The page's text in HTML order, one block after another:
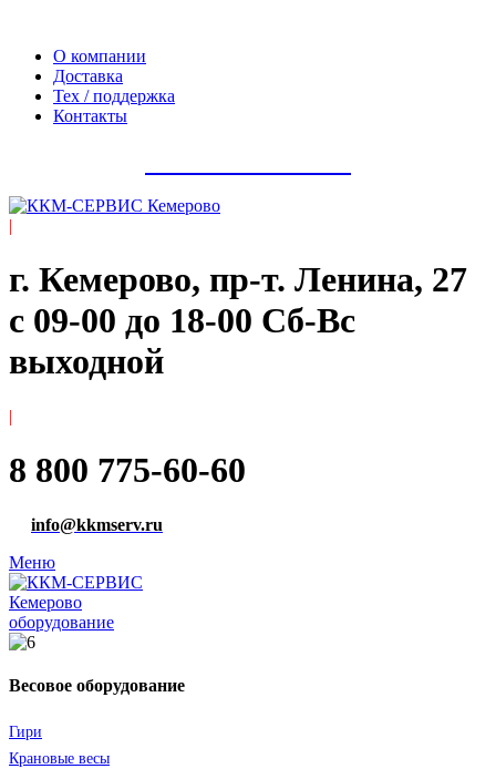
О компании
Доставка
Тех / поддержка
Контакты
|
г. Кемерово, пр-т. ​Ленина, 27
с 09-00 до 18-00 Сб-Вс
выходной
|
8 800 775-60-60
info@kkmserv.ru
Меню
оборудование
Весовое оборудование
Гири
Крановые весы